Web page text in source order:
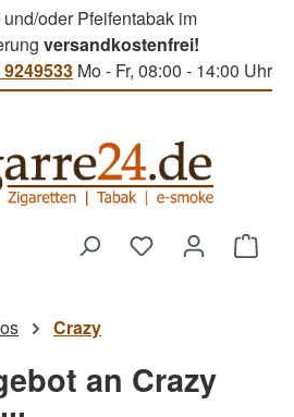
oder Pfeifentabak im
versandkostenfrei!
Mo - Fr, 08:00 - 14:00 Uhr
Du hast 0
Crazy
an Crazy